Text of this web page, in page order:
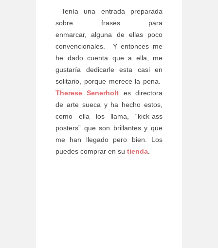
Tenía una entrada preparada
sobre frases para
enmarcar, alguna de ellas poco
convencionales. Y entonces me
he dado cuenta que a ella, me
gustaría dedicarle esta casi en
solitario, porque merece la pena.
Therese Senerholt es directora
de arte sueca y ha hecho estos,
como ella los llama, “kick-ass
posters” que son brillantes y que
me han llegado pero bien. Los
puedes comprar en su tienda.